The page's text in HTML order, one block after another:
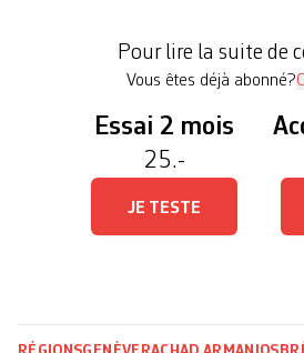
Pour lire la suite de
Vous êtes déjà abonné?
Essai 2 mois
25.-
JE TESTE